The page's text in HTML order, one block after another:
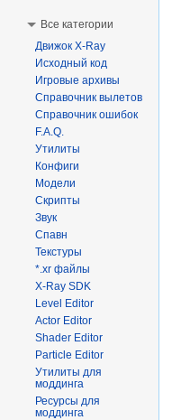
Все категории
Движок X-Ray
Исходный код
Игровые архивы
Справочник вылетов
Справочник ошибок
F.A.Q.
Утилиты
Конфиги
Модели
Скрипты
Звук
Спавн
Текстуры
*.xr файлы
X-Ray SDK
Level Editor
Actor Editor
Shader Editor
Particle Editor
Утилиты для
моддинга
Ресурсы для
моддинга